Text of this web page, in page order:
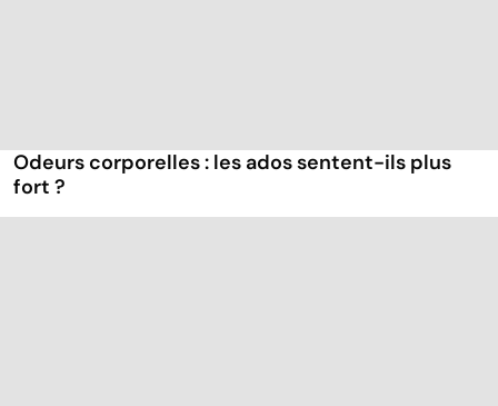
Odeurs corporelles : les ados sentent-ils plus
fort ?